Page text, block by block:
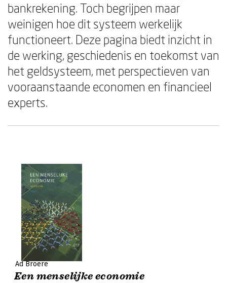
bankrekening. Toch begrijpen maar
weinigen hoe dit systeem werkelijk
functioneert. Deze pagina biedt inzicht in
de werking, geschiedenis en toekomst van
het geldsysteem, met perspectieven van
vooraanstaande economen en financieel
experts.
Ad Broere
Een menselijke economie